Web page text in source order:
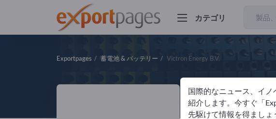
カテゴリ
Exportpages 蓄電池 & バッテリー Victron Energy B.V.
Victron
国際的なニュース、イ
紹介します。今すぐ「
先駆けて情報を得ましょ